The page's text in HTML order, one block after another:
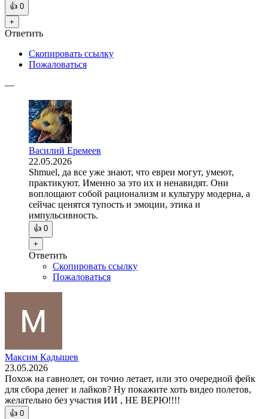
👍 0
+
Ответить
Скопировать ссылку
Пожаловаться
—
Василий Еремеев
22.05.2026
Shmuel, да все уже знают, что евреи могут, умеют,
практикуют. Именно за это их и ненавидят. Они
воплощают собой рационализм и культуру модерна, а
сейчас ценятся тупость и эмоции, этика и
импульсивность.
👍 0
+
Ответить
Скопировать ссылку
Пожаловаться
Максим Кадышев
23.05.2026
Похож на гавнолет, он точно летает, или это очередной фейк
для сбора денег и лайков? Ну покажите хоть видео полетов,
желательно без участия ИИ , НЕ ВЕРЮ!!!!
👍 0